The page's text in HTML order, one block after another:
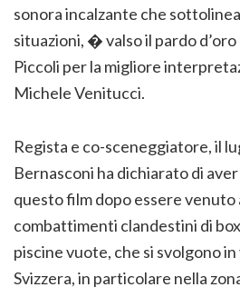
sonora incalzante che
situazioni, � valso il pardo
Piccoli per la migliore
Michele Venitucci.
Regista e co-sceneggiatore, il
Bernasconi ha dichiarato di
questo film dopo essere venuto
combattimenti clandestini di
piscine vuote, che si svolgono
Svizzera, in particolare nella